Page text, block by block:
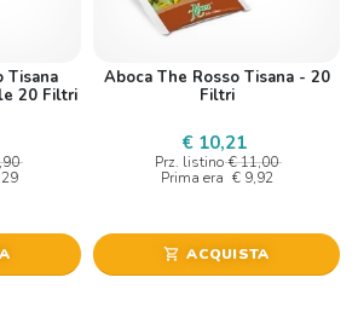
Tisana
20 Filtri
Aboca The Rosso Tisana - 20
Filtri
€ 10,21
Prz. listino € 11,00
Prima era € 9,92
shopping_cart ACQUISTA